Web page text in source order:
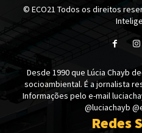
© ECO21 Todos os direitos
Desde 1990 que Lúcia Chayb
socioambiental. É a jornalista
Informações pelo e-mail
@luciachayb
Redes